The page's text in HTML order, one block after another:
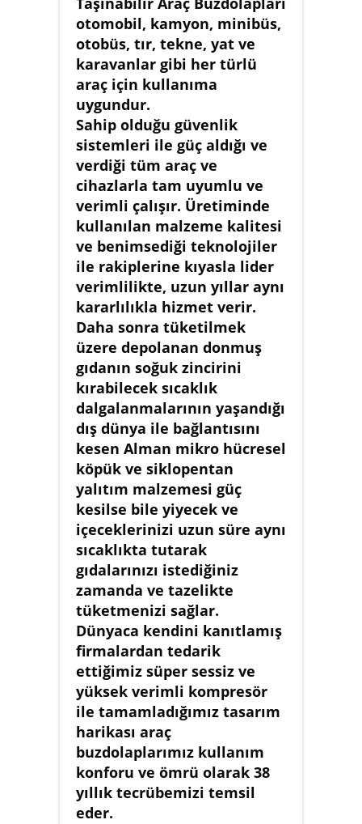
otomobil, kamyon, minibüs,
otobüs, tır, tekne, yat ve
karavanlar gibi her türlü
araç için kullanıma
uygundur.
Sahip olduğu güvenlik
sistemleri ile güç aldığı ve
verdiği tüm araç ve
cihazlarla tam uyumlu ve
verimli çalışır. Üretiminde
kullanılan malzeme kalitesi
ve benimsediği teknolojiler
ile rakiplerine kıyasla lider
verimlilikte, uzun yıllar aynı
kararlılıkla hizmet verir.
Daha sonra tüketilmek
üzere depolanan donmuş
gıdanın soğuk zincirini
kırabilecek sıcaklık
dalgalanmalarının yaşandığı
dış dünya ile bağlantısını
kesen Alman mikro hücresel
köpük ve siklopentan
yalıtım malzemesi güç
kesilse bile yiyecek ve
içeceklerinizi uzun süre aynı
sıcaklıkta tutarak
gıdalarınızı istediğiniz
zamanda ve tazelikte
tüketmenizi sağlar.
Dünyaca kendini kanıtlamış
firmalardan tedarik
ettiğimiz süper sessiz ve
yüksek verimli kompresör
ile tamamladığımız tasarım
harikası araç
buzdolaplarımız kullanım
konforu ve ömrü olarak 38
yıllık tecrübemizi temsil
eder.